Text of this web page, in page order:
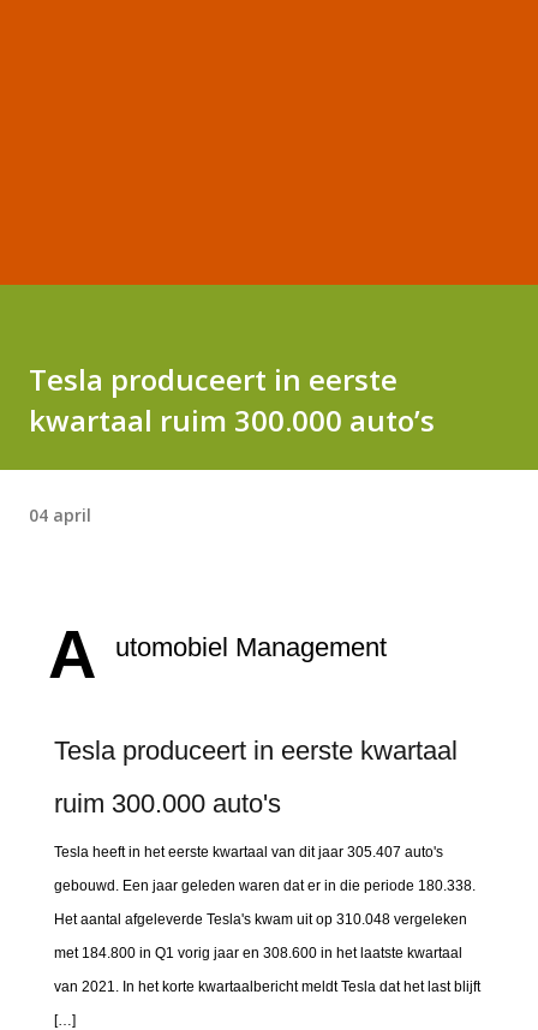
Tesla produceert in eerste
kwartaal ruim 300.000 auto’s
04 april
A utomobiel Management
Tesla produceert in eerste kwartaal
ruim 300.000 auto's
Tesla heeft in het eerste kwartaal van dit jaar 305.407 auto's
gebouwd. Een jaar geleden waren dat er in die periode 180.338.
Het aantal afgeleverde Tesla's kwam uit op 310.048 vergeleken
met 184.800 in Q1 vorig jaar en 308.600 in het laatste kwartaal
van 2021. In het korte kwartaalbericht meldt Tesla dat het last blijft
[…]